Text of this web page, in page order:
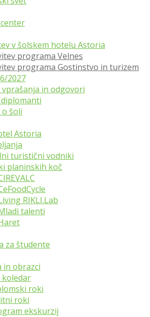
v šolskem hotelu Astoria
programa Velnes
programa Gostinstvo in turizem
2027
vprašanja in odgovori
šoli
Astoria
turistični vodniki
planinskih koč
RIKLI.Lab
talenti
za študente
in obrazci
koledar
roki
roki
ekskurzij